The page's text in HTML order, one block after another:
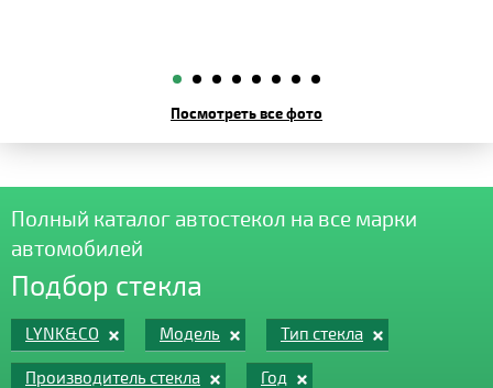
Посмотреть все фото
Полный каталог автостекол на все марки
автомобилей
Подбор стекла
LYNK&CO Модель Тип стекла
Производитель стекла Год